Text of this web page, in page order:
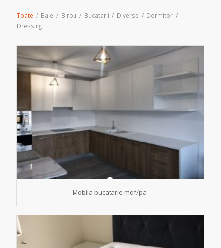
Toate / Baie / Birou / Bucatarii / Diverse / Dormitor /
Dressing
Mobila bucatarie mdf/pal